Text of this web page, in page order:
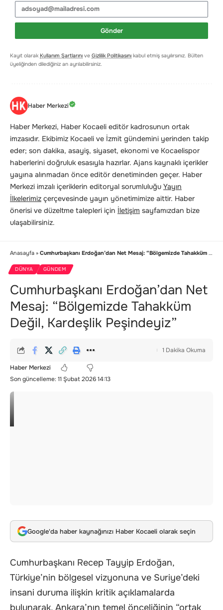
Gönder
Kayıt olarak Kullanım Şartlarını ve Gizlilik Politikasını kabul etmiş sayılırsınız. Bülten
üyeliğinden dilediğiniz an ayrılabilirsiniz.
Haber Merkezi
Haber Merkezi, Haber Kocaeli editör kadrosunun ortak
imzasıdır. Ekibimiz Kocaeli ve İzmit gündemini yerinden takip
eder; son dakika, asayiş, siyaset, ekonomi ve Kocaelispor
haberlerini doğruluk esasıyla hazırlar. Ajans kaynaklı içerikler
yayına alınmadan önce editör denetiminden geçer. Haber
Merkezi imzalı içeriklerin editoryal sorumluluğu Yayın
İlkelerimiz çerçevesinde yayın yönetimimize aittir. Haber
önerisi ve düzeltme talepleri için İletişim sayfamızdan bize
ulaşabilirsiniz.
Anasayfa » Cumhurbaşkanı Erdoğan’dan Net Mesaj: “Bölgemizde Tahakküm Değil, Kardeşlik Peşindeyiz”
DÜNYA GÜNDEM
Cumhurbaşkanı Erdoğan’dan Net
Mesaj: “Bölgemizde Tahakküm
Değil, Kardeşlik Peşindeyiz”
Son güncelleme: 11 Şubat 2026 14:13
Haber Merkezi
1 Dakika Okuma
Google'da haber kaynağınızı Haber Kocaeli olarak seçin
Cumhurbaşkanı Recep Tayyip Erdoğan,
Türkiye’nin bölgesel vizyonuna ve Suriye’deki
insani duruma ilişkin kritik açıklamalarda
bulunarak, Ankara’nın temel önceliğinin “ortak